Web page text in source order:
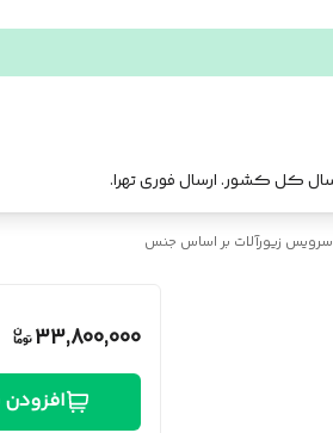
سرویس زیورآلات بر اساس جنس
33,800,000